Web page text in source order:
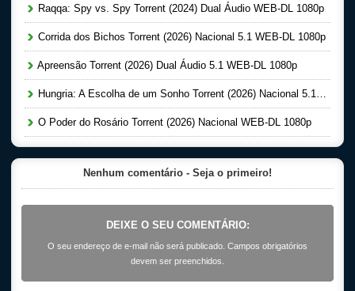
Raqqa: Spy vs. Spy Torrent (2024) Dual Áudio WEB-DL 1080p
Corrida dos Bichos Torrent (2026) Nacional 5.1 WEB-DL 1080p
Apreensão Torrent (2026) Dual Áudio 5.1 WEB-DL 1080p
Hungria: A Escolha de um Sonho Torrent (2026) Nacional 5.1 WEB-DL 1080p
O Poder do Rosário Torrent (2026) Nacional WEB-DL 1080p
Nenhum comentário - Seja o primeiro!
DEIXE O SEU COMENTÁRIO:
O seu endereço de e-mail não será publicado. Campos obrigatórios
devem ser preenchidos.